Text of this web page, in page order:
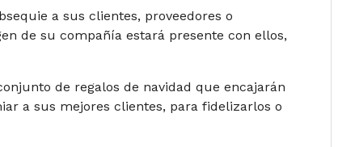
a sus clientes, proveedores o
de su compañía estará presente con ellos,
de regalos de navidad que encajarán
a sus mejores clientes, para fidelizarlos o